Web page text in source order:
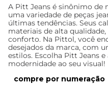
A Pitt Jeans é sinônimo de
uma variedade de peças
últimas tendências. Seus
materiais de alta
conforto. Na Pittol, você
desejados da marca, com
estilos. Escolha Pitt Jeans
modernidade ao seu visual!
numeração